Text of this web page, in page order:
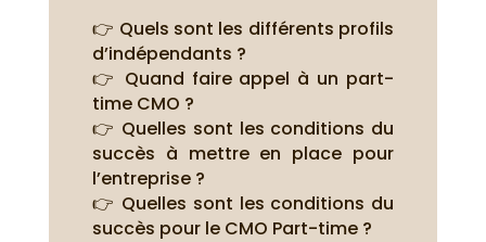
👉 Quels sont les différents profils
d’indépendants ?
👉 Quand faire appel à un part-
time CMO ?
👉 Quelles sont les conditions du
succès à mettre en place pour
l’entreprise ?
👉 Quelles sont les conditions du
succès pour le CMO Part-time ?